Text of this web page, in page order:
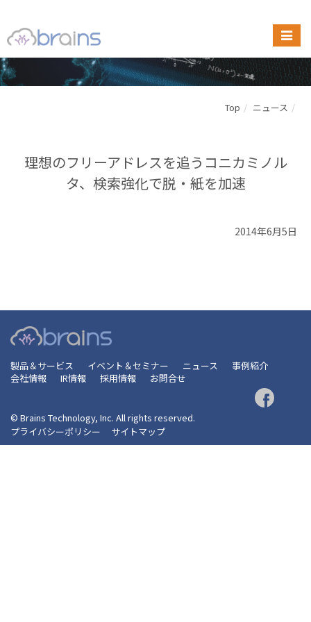
Top ニュース
理想のフリーアドレスを追うコニカミノル
タ、検索強化で脱・紙を加速
2014年6月5日
製品＆サービス イベント＆セミナー ニュース
事例紹介
会社情報
IR情報 採用情報 お問合せ
© Brains Technology, Inc. All rights reserved.
プライバシーポリシー
サイトマップ